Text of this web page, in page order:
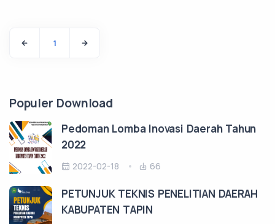
1
Populer Download
Pedoman Lomba Inovasi Daerah Tahun
2022
2022-02-18 66
PETUNJUK TEKNIS PENELITIAN DAERAH
KABUPATEN TAPIN